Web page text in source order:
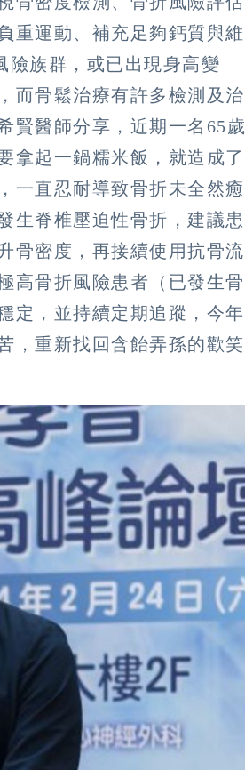
重運動、補充足夠鈣質與維
險族群，或已出現身高變
而骨鬆治療有許多檢測及治
賢醫師分享，近期一名65歲
拿起一鍋糯米飯，就造成了
一直忍耐導致骨折未全然癒
生脊椎壓迫性骨折，建議患
骨密度，再接續使用抗骨流
高骨折風險患者（已發生骨
定，並持續定期追蹤，今年
，重新找回含飴弄孫的歡笑